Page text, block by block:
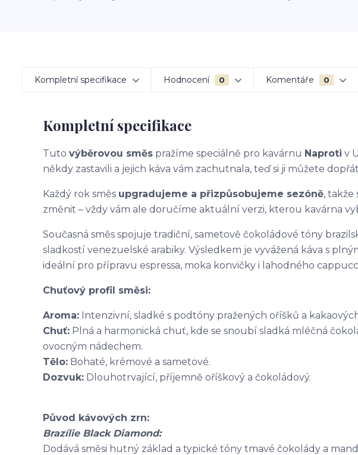
Kompletní specifikace Hodnocení 0 Komentáře 0
Kompletní specifikace
Tuto výběrovou směs pražíme speciálně pro kavárnu Naproti v
někdy zastavili a jejich káva vám zachutnala, teď si ji můžete
Každý rok směs upgradujeme a přizpůsobujeme sezóně,
změnit – vždy vám ale doručíme aktuální verzi, kterou kavárna
Současná směs spojuje tradiční, sametově čokoládové tóny
sladkostí venezuelské arabiky. Výsledkem je vyvážená káva s
ideální pro přípravu espressa, moka konvičky i lahodného
Chuťový profil směsi:
Aroma: Intenzivní, sladké s podtóny pražených oříšků a
Chuť: Plná a harmonická chuť, kde se snoubí sladká mléčná
ovocným nádechem.
Tělo: Bohaté, krémové a sametové.
Dozvuk: Dlouhotrvající, příjemně oříškový a čokoládový.
Původ kávových zrn:
Brazílie Black Diamond:
Dodává směsi hutný základ a typické tóny tmavé čokolády a